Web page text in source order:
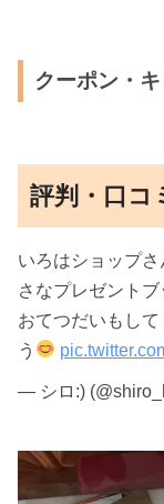
クーポン・
評判・口コ
いろはショップ
さなプレゼント
おてつだいもし
う
— シロ:)